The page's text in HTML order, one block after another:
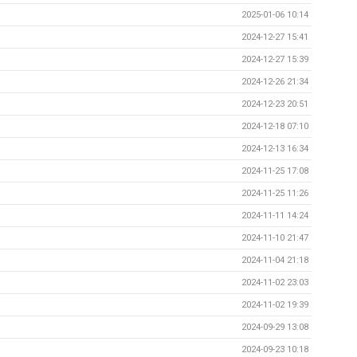
2025-01-06 10:14
2024-12-27 15:41
2024-12-27 15:39
2024-12-26 21:34
2024-12-23 20:51
2024-12-18 07:10
2024-12-13 16:34
2024-11-25 17:08
2024-11-25 11:26
2024-11-11 14:24
2024-11-10 21:47
2024-11-04 21:18
2024-11-02 23:03
2024-11-02 19:39
2024-09-29 13:08
2024-09-23 10:18